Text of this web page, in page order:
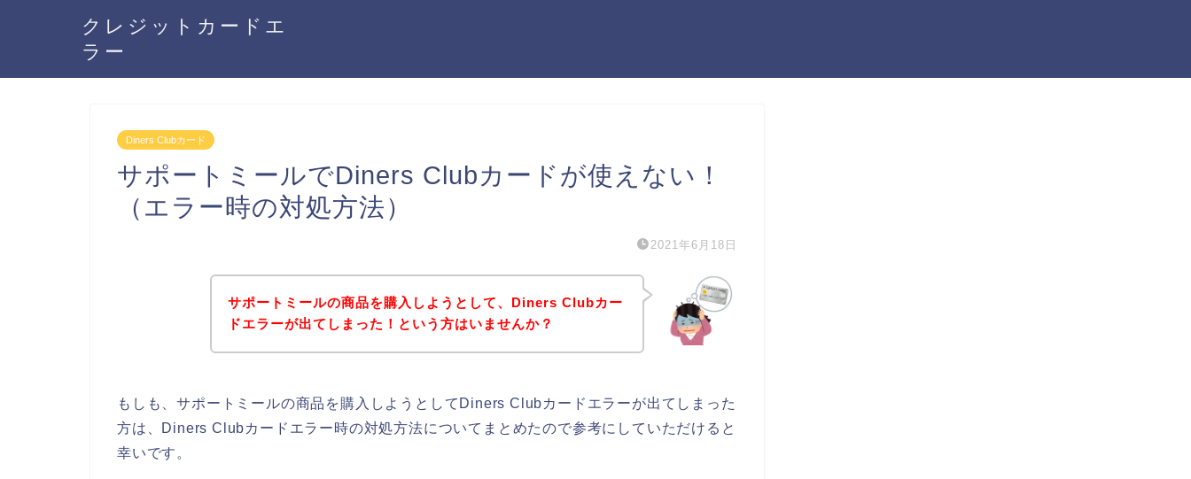
クレジットカードエ
ラー
Diners Clubカード
サポートミールでDiners Clubカードが使えない！
（エラー時の対処方法）
2021年6月18日
サポートミールの商品を購入しようとして、Diners Clubカー
ドエラーが出てしまった！という方はいませんか？
もしも、サポートミールの商品を購入しようとしてDiners Clubカードエラーが出てしまった
方は、Diners Clubカードエラー時の対処方法についてまとめたので参考にしていただけると
幸いです。